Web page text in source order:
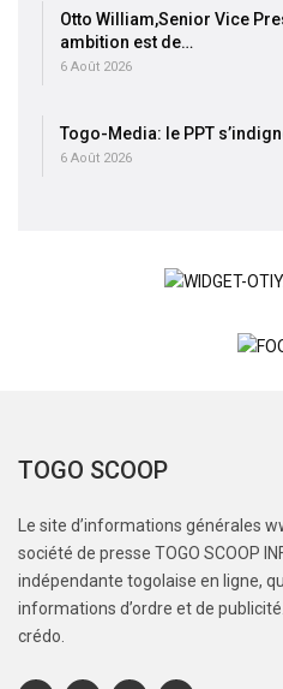
Otto William,Senior Vice
ambition est de…
6 Août 2026
Togo-Media: le PPT
6 Août 2026
TOGO SCOOP
Le site d’informations générales
société de presse TOGO SCOOP
indépendante togolaise en ligne,
informations d’ordre et de
crédo.